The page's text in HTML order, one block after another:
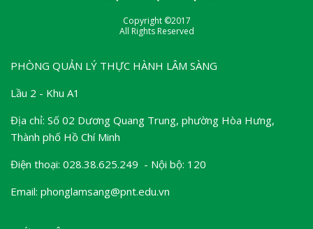
Copyright ©2017
All Rights Reserved
PHÒNG QUẢN LÝ THỰC HÀNH LÂM SÀNG
Lầu 2 - Khu A1
Địa chỉ: Số 02 Dương Quang Trung, phường Hòa Hưng,
Thành phố Hồ Chí Minh
Điện thoại: 028.38.625.249 - Nội bộ: 120
Email: phonglamsang@pnt.edu.vn